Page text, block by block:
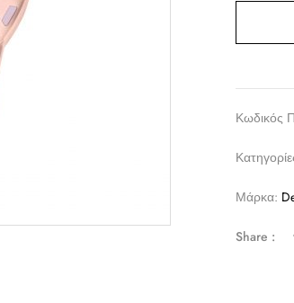
Κωδικός
Μάρκα:
Share :